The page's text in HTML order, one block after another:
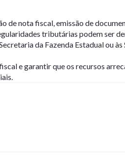
de nota fiscal, emissão de
tributárias podem ser
da Fazenda Estadual ou
e garantir que os recursos